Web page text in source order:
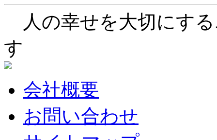
人の幸せを大切にす
す
会社概要
お問い合わせ